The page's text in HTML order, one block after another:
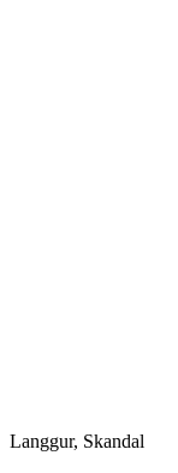
Langgur, Skandal